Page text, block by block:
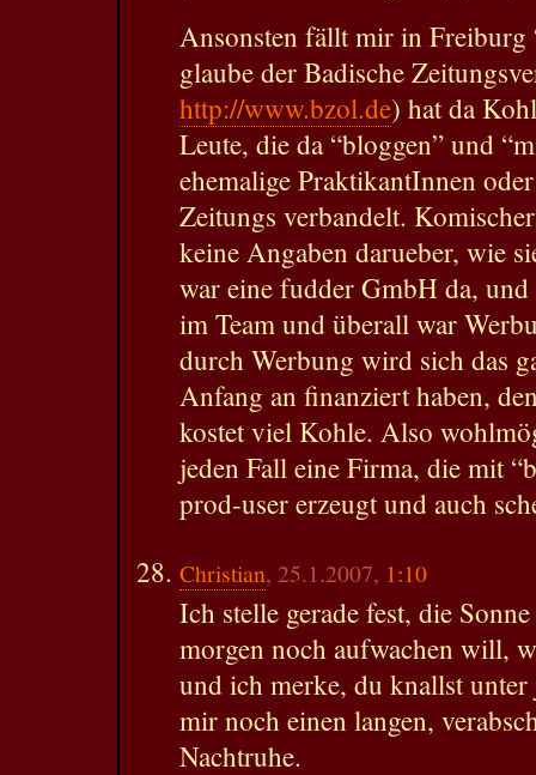
Ansonsten fällt mir in Freiburg
glaube der Badische
http://www.bzol.de) hat da
Leute, die da “bloggen” und
ehemalige PraktikantInnen
Zeitungs verbandelt.
keine Angaben darueber, wie
war eine fudder GmbH da, und
im Team und überall war
durch Werbung wird sich das
Anfang an finanziert haben,
kostet viel Kohle. Also
jeden Fall eine Firma, die mit
prod-user erzeugt und auch
Christian, 25.1.2007, 1:10
Ich stelle gerade fest, die
morgen noch aufwachen will,
und ich merke, du knallst
mir noch einen langen,
Nachtruhe.